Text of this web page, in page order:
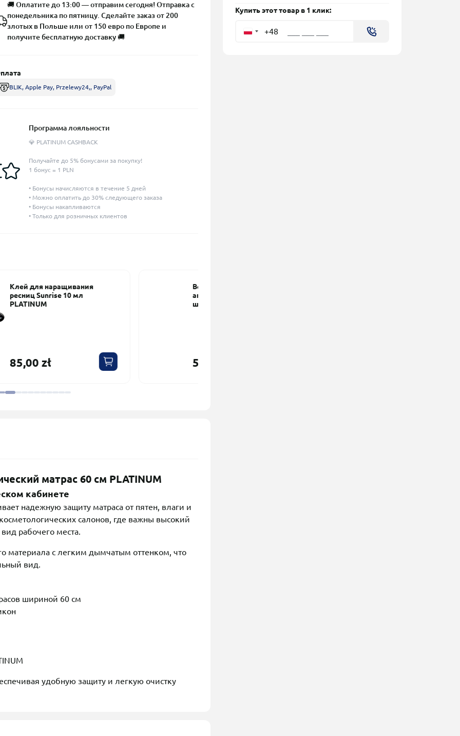
Купить этот товар в 1 клик:
+48
🚚 Оплатите до 13:00 — отправим сегодня! Отправка с
понедельника по пятницу. Сделайте заказ от 200
злотых в Польше или от 150 евро по Европе и
получите бесплатную доставку 🚚
BLIK, Apple Pay, Przelewy24,, PayPal
Программа лояльности
💎 PLATINUM CASHBACK
Получайте до 5% бонусами за покупку!
1 бонус = 1 PLN
• Бонусы начисляются в течение 5 дней
• Можно оплатить до 30% следующего заказа
• Бонусы накапливаются
• Только для розничных клиентов
Велюровые безворсовые
аппликаторы PLATINUM - 50
5,00 zł
матрас 60 см PLATINUM
кабинете
надежную защиту матраса от пятен, влаги и
салонов, где важны высокий
рабочего места.
материала с легким дымчатым оттенком, что
вид.
шириной 60 см
удобную защиту и легкую очистку